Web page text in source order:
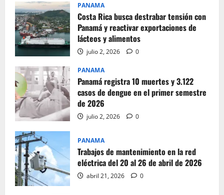
PANAMA
Costa Rica busca destrabar tensión con
Panamá y reactivar exportaciones de
lácteos y alimentos
julio 2, 2026 0
PANAMA
Panamá registra 10 muertes y 3.122
casos de dengue en el primer semestre
de 2026
julio 2, 2026 0
PANAMA
Trabajos de mantenimiento en la red
eléctrica del 20 al 26 de abril de 2026
abril 21, 2026 0